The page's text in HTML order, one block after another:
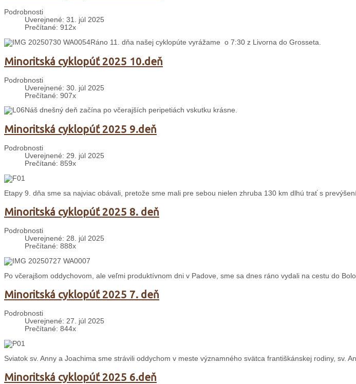
Podrobnosti
Uverejnené: 31. júl 2025
Prečítané: 912x
Ráno 11. dňa našej cyklopúte vyrážame o 7:30 z Livorna do Grosseta.
Minoritská cyklopúť 2025 10.deň
Podrobnosti
Uverejnené: 30. júl 2025
Prečítané: 907x
Náš dnešný deň začína po včerajších peripetiách vskutku krásne.
Minoritská cyklopúť 2025 9.deň
Podrobnosti
Uverejnené: 29. júl 2025
Prečítané: 859x
Etapy 9. dňa sme sa najviac obávali, pretože sme mali pre sebou nielen zhruba 130 km dlhú trať s
Minoritská cyklopúť 2025 8. deň
Podrobnosti
Uverejnené: 28. júl 2025
Prečítané: 888x
Po včerajšom oddychovom, ale veľmi produktívnom dni v Padove, sme sa dnes ráno vydali na cestu do
Minoritská cyklopúť 2025 7. deň
Podrobnosti
Uverejnené: 27. júl 2025
Prečítané: 844x
Sviatok sv. Anny a Joachima sme strávili oddychom v meste významného svätca františkánskej rodiny, sv.
Minoritská cyklopúť 2025 6.deň